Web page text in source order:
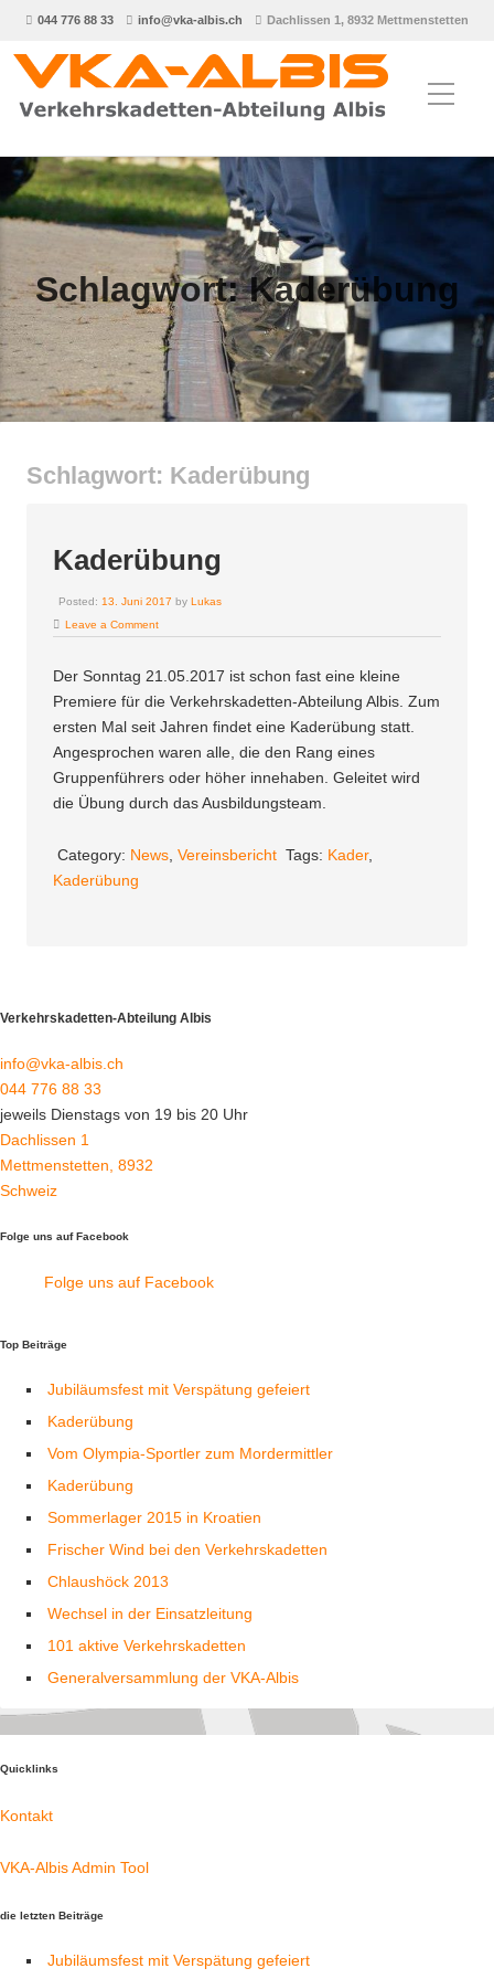
044 776 88 33 info@vka-albis.ch Dachlissen 1, 8932 Mettmenstetten
Schlagwort:Kaderübung
Schlagwort: Kaderübung
Kaderübung
Posted: 13. Juni 2017 by Lukas
Leave a Comment
Der Sonntag 21.05.2017 ist schon fast eine kleine
Premiere für die Verkehrskadetten-Abteilung Albis. Zum
ersten Mal seit Jahren findet eine Kaderübung statt.
Angesprochen waren alle, die den Rang eines
Gruppenführers oder höher innehaben. Geleitet wird
die Übung durch das Ausbildungsteam.
Category: News Vereinsbericht Tags: Kader,
Kaderübung
Verkehrskadetten-Abteilung Albis
info@vka-albis.ch
044 776 88 33
jeweils Dienstags von 19 bis 20 Uhr
Dachlissen 1
Mettmenstetten 8932
Schweiz
Folge uns auf Facebook
Folge uns auf Facebook
Top Beiträge
Jubiläumsfest mit Verspätung gefeiert
Kaderübung
Vom Olympia-Sportler zum Mordermittler
Kaderübung
Sommerlager 2015 in Kroatien
Frischer Wind bei den Verkehrskadetten
Chlaushöck 2013
Wechsel in der Einsatzleitung
101 aktive Verkehrskadetten
Generalversammlung der VKA-Albis
Quicklinks
Kontakt
VKA-Albis Admin Tool
die letzten Beiträge
Jubiläumsfest mit Verspätung gefeiert